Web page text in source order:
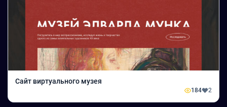
Сайт виртуального музея
184 2